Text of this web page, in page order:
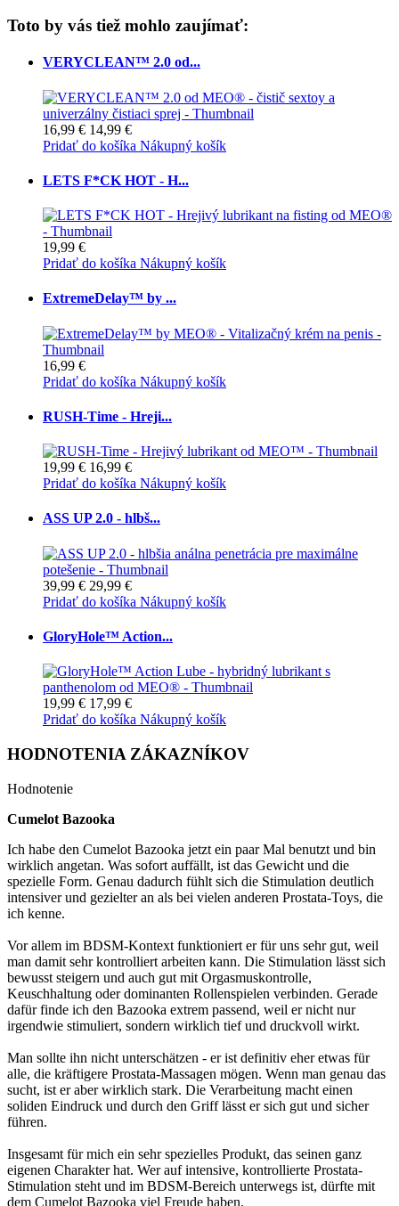
Toto by vás tiež mohlo zaujímať:
VERYCLEAN™ 2.0 od...
16,99 € 14,99 €
Pridať do košíka Nákupný košík
LETS F*CK HOT - H...
19,99 €
Pridať do košíka Nákupný košík
ExtremeDelay™ by ...
16,99 €
Pridať do košíka Nákupný košík
RUSH-Time - Hreji...
19,99 € 16,99 €
Pridať do košíka Nákupný košík
ASS UP 2.0 - hlbš...
39,99 € 29,99 €
Pridať do košíka Nákupný košík
GloryHole™ Action...
19,99 € 17,99 €
Pridať do košíka Nákupný košík
HODNOTENIA ZÁKAZNÍKOV
Hodnotenie
Cumelot Bazooka
Ich habe den Cumelot Bazooka jetzt ein paar Mal benutzt und bin
wirklich angetan. Was sofort auffällt, ist das Gewicht und die
spezielle Form. Genau dadurch fühlt sich die Stimulation deutlich
intensiver und gezielter an als bei vielen anderen Prostata-Toys, die
ich kenne.
Vor allem im BDSM-Kontext funktioniert er für uns sehr gut, weil
man damit sehr kontrolliert arbeiten kann. Die Stimulation lässt sich
bewusst steigern und auch gut mit Orgasmuskontrolle,
Keuschhaltung oder dominanten Rollenspielen verbinden. Gerade
dafür finde ich den Bazooka extrem passend, weil er nicht nur
irgendwie stimuliert, sondern wirklich tief und druckvoll wirkt.
Man sollte ihn nicht unterschätzen - er ist definitiv eher etwas für
alle, die kräftigere Prostata-Massagen mögen. Wenn man genau das
sucht, ist er aber wirklich stark. Die Verarbeitung macht einen
soliden Eindruck und durch den Griff lässt er sich gut und sicher
führen.
Insgesamt für mich ein sehr spezielles Produkt, das seinen ganz
eigenen Charakter hat. Wer auf intensive, kontrollierte Prostata-
Stimulation steht und im BDSM-Bereich unterwegs ist, dürfte mit
dem Cumelot Bazooka viel Freude haben.